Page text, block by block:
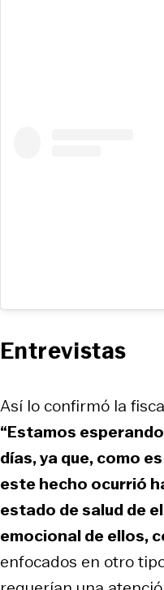
Entrevistas
Así lo confirmó la
“Estamos
días, ya que, como
este hecho ocurrió
estado de salud de
emocional de ellos,
enfocados en otro